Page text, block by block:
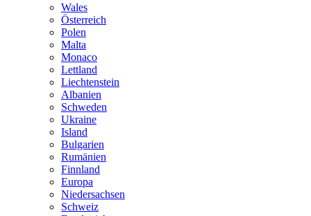
Wales
Österreich
Polen
Malta
Monaco
Lettland
Liechtenstein
Albanien
Schweden
Ukraine
Island
Bulgarien
Rumänien
Finnland
Europa
Niedersachsen
Schweiz